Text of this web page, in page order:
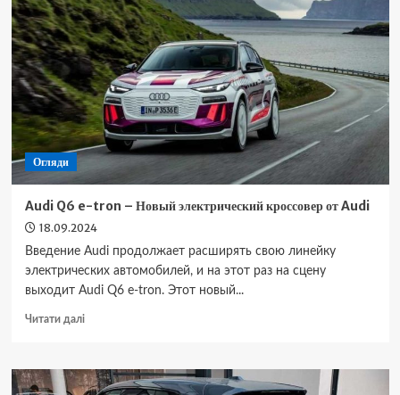
–
Премиум-
седан
с
увеличенным
пробегом
от
Mercedes
Огляди
Audi Q6 e-tron – Новый электрический кроссовер от Audi
18.09.2024
Введение Audi продолжает расширять свою линейку
электрических автомобилей, и на этот раз на сцену
выходит Audi Q6 e-tron. Этот новый...
Читати даліДокладніше
Q6
e-